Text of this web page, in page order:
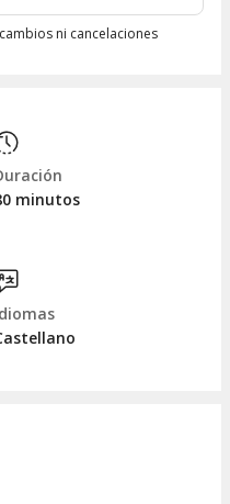
ni cancelaciones
minutos